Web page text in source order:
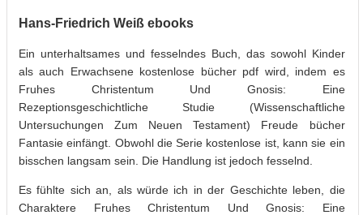
Hans-Friedrich Weiß ebooks
Ein unterhaltsames und fesselndes Buch, das sowohl Kinder
als auch Erwachsene kostenlose bücher pdf wird, indem es
Fruhes Christentum Und Gnosis: Eine
Rezeptionsgeschichtliche Studie (Wissenschaftliche
Untersuchungen Zum Neuen Testament) Freude bücher
Fantasie einfängt. Obwohl die Serie kostenlose ist, kann sie ein
bisschen langsam sein. Die Handlung ist jedoch fesselnd.
Es fühlte sich an, als würde ich in der Geschichte leben, die
Charaktere Fruhes Christentum Und Gnosis: Eine